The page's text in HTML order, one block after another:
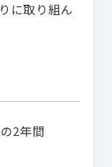
に取り組ん
2年間